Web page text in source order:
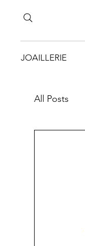
JOAILLERIE
All Posts